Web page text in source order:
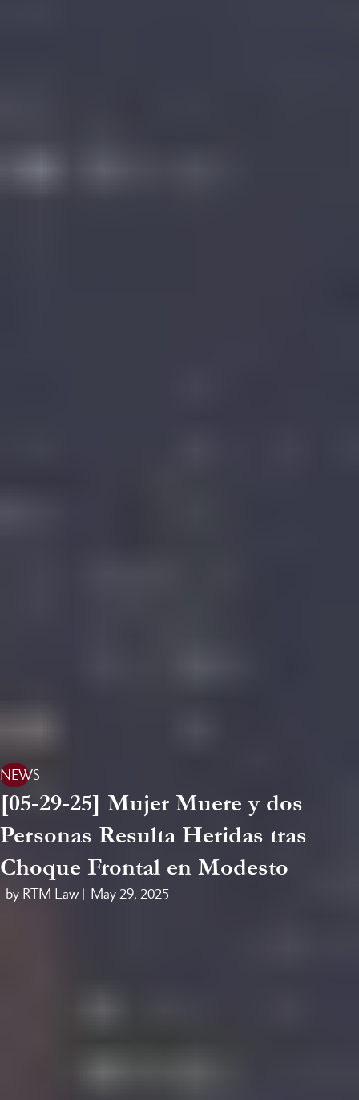
NEWS
[05-29-25] Mujer Muere y dos
Personas Resulta Heridas tras
Choque Frontal en Modesto
by RTM Law | May 29, 2025